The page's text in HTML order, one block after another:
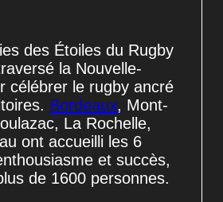
des Étoiles du Rugby
la Nouvelle-
célébrer le rugby ancré
Bordeaux, Mont-
La Rochelle,
ont accueilli les 6
et succès,
de 1600 personnes.